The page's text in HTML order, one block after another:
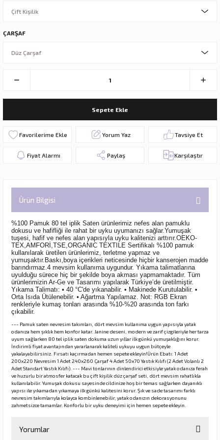
ÇARŞAF
Sepete Ekle
Yorum Yaz Tavsiye Et
Fiyat Alarmı Paylaş Karşılaştır
Ürün Bilgisi
%100 Pamuk 80 tel iplik Saten ürünlerimiz nefes alan pamuklu
dokusu ve hafifliği ile rahat bir uyku uyumanızı sağlar.Yumuşak
tuşesi, hafif ve nefes alan yapısıyla uyku kalitenizi arttırır.OEKO-
TEX,AMFORİ,TSE,ORGANIC TEXTILE Sertifikalı %100 pamuk
kullanılarak üretilen ürünlerimiz, terletme yapmaz ve
yumuşaktır.Baskı,boya içerikleri neticesinde hiçbir kanserojen madde
barındırmaz.4 mevsim kullanıma uygundur. Yıkama talimatlarına
uyulduğu sürece hiç bir şekilde boya akması yapmamaktadır. Tüm
ürünlerimizin Ar-Ge ve Tasarımı yapılarak Türkiye’de üretilmiştir.
Yıkama Talimatı: • 40 °C'de yıkanabilir. • Makinede Kurutulabilir. •
Orta Isıda Ütülenebilir. • Ağartma Yapılamaz. Not: RGB Ekran
renkleriyle kumaş tonları arasında %10-%20 arasında ton farkı
çıkabilir.
--- Pamuk saten nevresim takımları, dört mevsim kullanıma uygun yapısıyla yatak
odanıza hem şıklık hem konfor katar. Janine deseni, modern ve zarif çizgileriyle her tarza
uyum sağlarken 80 tel iplik saten dokuma uzun yıllar ilk günkü yumuşaklığını korur.
İndirimli fiyat avantajından yararlanarak kaliteli uykuyu uygun bütçeyle
yakalayabilirsiniz. Fırsatı kaçırmadan hemen sepete ekleyin!Ürün Ebatı: 1 Adet
200x220 Nevresim 1 Adet 240x260 Çarşaf 4 Adet 50x70 Yastık Kılıfı (2 Adet Volanlı 2
Adet Standart Yastık Kılıfı). --- Mavi tonlarının dinlendirici etkisiyle yatak odanıza ferah
ve huzurlu bir atmosfer katacak bu çift kişilik düz çarşaf seti, dört mevsim rahatlıkla
kullanılabilir. Yumuşak dokusu sayesinde cildinize hoş bir temas sağlarken dayanıklı
yapısı ile yıkamadan yıkamaya ilk günkü kalitesini korur. Şık ve sade tasarımı farklı
nevresim takımlarıyla kolayca kombinlenebilir, yatak odanızın dekorasyonunu
zahmetsizce tamamlar. Konforlu bir uyku deneyimi için hemen sepete ekleyin.
Yorumlar